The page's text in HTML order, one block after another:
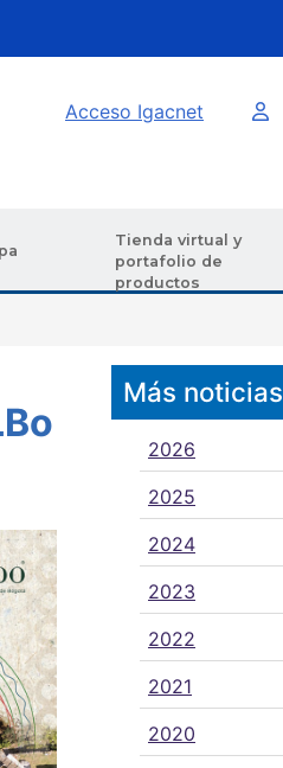
Acceso Igacnet
Tienda virtual y
portafolio de
productos
Más noticias
2026
2025
2024
2023
2022
2021
2020